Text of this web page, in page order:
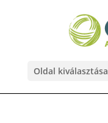
Oldal kiválasztása